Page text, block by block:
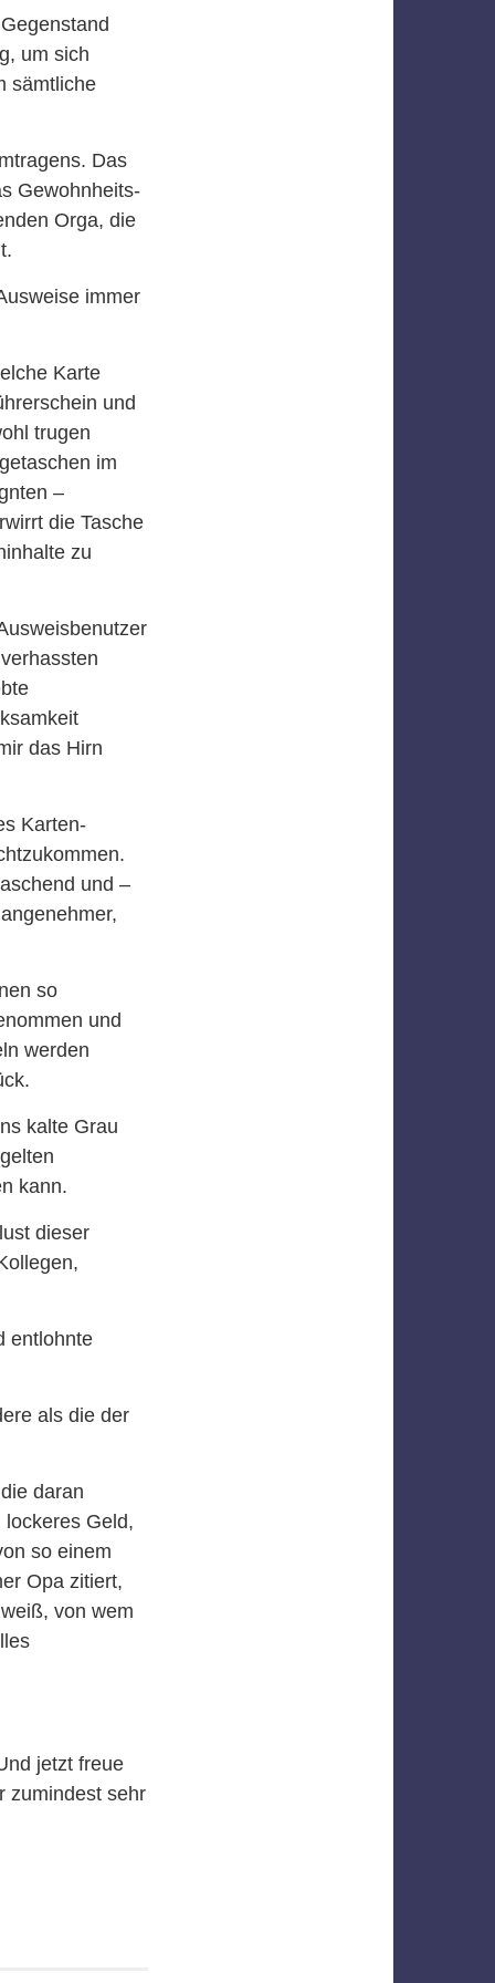
um sich
sämtliche
Das
Gewohnheits-
Orga, die
immer
Karte
und
trugen
im
–
die Tasche
zu
das Hirn
Karten-
und –
so
und
werden
kalte Grau
kann.
dieser
entlohnte
als die der
daran
Geld,
so einem
Opa zitiert,
von wem
jetzt freue
zumindest sehr